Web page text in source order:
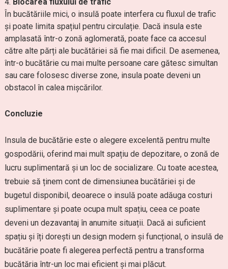
În bucătăriile mici, o insulă poate interfera cu fluxul de trafic
și poate limita spațiul pentru circulație. Dacă insula este
amplasată într-o zonă aglomerată, poate face ca accesul
către alte părți ale bucătăriei să fie mai dificil. De asemenea,
într-o bucătărie cu mai multe persoane care gătesc simultan
sau care folosesc diverse zone, insula poate deveni un
obstacol în calea mișcărilor.
Concluzie
Insula de bucătărie este o alegere excelentă pentru multe
gospodării, oferind mai mult spațiu de depozitare, o zonă de
lucru suplimentară și un loc de socializare. Cu toate acestea,
trebuie să ținem cont de dimensiunea bucătăriei și de
bugetul disponibil, deoarece o insulă poate adăuga costuri
suplimentare și poate ocupa mult spațiu, ceea ce poate
deveni un dezavantaj în anumite situații. Dacă ai suficient
spațiu și îți dorești un design modern și funcțional, o insulă de
bucătărie poate fi alegerea perfectă pentru a transforma
bucătăria într-un loc mai eficient și mai plăcut.